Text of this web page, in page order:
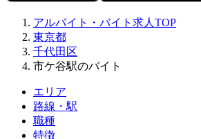
アルバイト・バイト求人TOP
東京都
千代田区
市ケ谷駅のバイト
エリア
路線・駅
職種
特徴